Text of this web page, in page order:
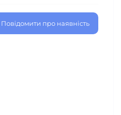
Повідомити про наявність